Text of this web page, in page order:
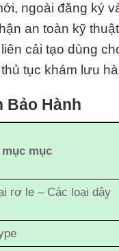
ngoài đăng ký
an toàn kỹ
cải tạo dùng
tục khám lưu
Bảo Hành
mục mục
rơ le – Các loại dây